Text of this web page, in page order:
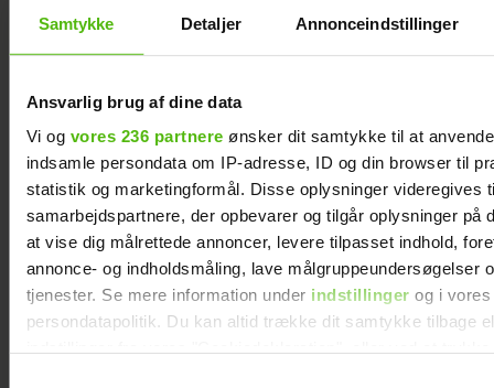
Samtykke Detaljer Annonceindstillinger
Ansvarlig brug af dine data
Vi og vores 236 partnere ønsker dit samtykke til at
indsamle persondata om IP-adresse, ID og din browser til
statistik og marketingformål. Disse oplysninger videregives
samarbejdspartnere, der opbevarer og tilgår oplysninger på
at vise dig målrettede annoncer, levere tilpasset indhold,
annonce- og indholdsmåling, lave målgruppeundersøgelser
tjenester. Se mere information under indstillinger og i vores
persondatapolitik. Du kan altid trække dit samtykke tilbage
Marie-Louise var single og drømte om et barn